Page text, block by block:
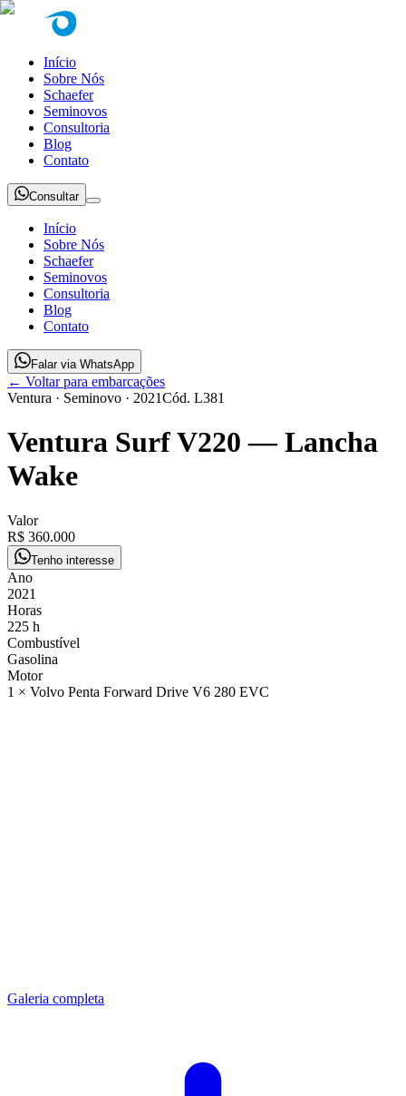
Início
Sobre Nós
Schaefer
Seminovos
Consultoria
Blog
Contato
Consultar
Início
Sobre Nós
Schaefer
Seminovos
Consultoria
Blog
Contato
Falar via WhatsApp
← Voltar para embarcações
Ventura · Seminovo · 2021Cód. L381
Ventura Surf V220 —Lancha
Wake
Valor
R$ 360.000
Tenho interesse
Ano
2021
Horas
225 h
Combustível
Gasolina
Motor
1 × Volvo Penta Forward Drive V6 280 EVC
Galeria completa